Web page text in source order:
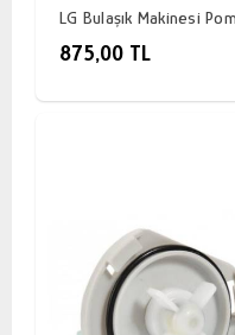
LG Bulaşık Makinesi
875,00 TL